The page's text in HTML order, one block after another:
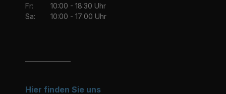
Fr:
10:00 - 18:30 Uhr
Sa:
10:00 - 17:00 Uhr
Hier finden Sie uns